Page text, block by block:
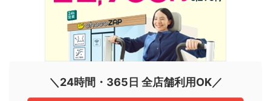
＼24時間・365日 全店舗利用OK／